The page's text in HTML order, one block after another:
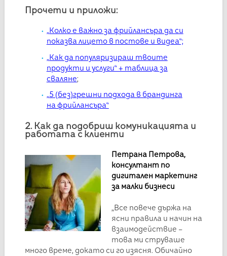
Прочети и приложи:
„Колко е важно за фрийлансъра да си
показва лицето в постове и видеа“;
„Как да популяризираш твоите
продукти и услуги“ + таблица за
сваляне;
„5 (без)грешни подхода в брандинга
на фрийлансъра“
2. Как да подобриш комуникацията и
работата с клиенти
Петрана Петрова,
консултант по
дигитален маркетинг
за малки бизнеси
„Все повече държа на
ясни правила и начин на
взаимодействие –
това ми струваше
много време, докато си го изясня. Обичайно